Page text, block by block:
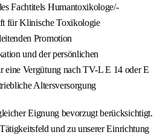
Fachtitels Humantoxikologe/-
für Klinische Toxikologie
Promotion
und der persönlichen
eine Vergütung nach TV-L E 14 oder E
Altersversorgung
Eignung bevorzugt berücksichtigt.
und zu unserer Einrichtung